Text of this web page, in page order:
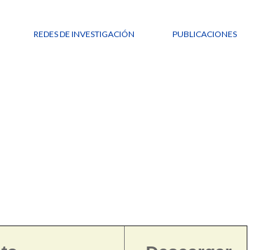
REDES DE INVESTIGACIÓN PUBLICACIONES